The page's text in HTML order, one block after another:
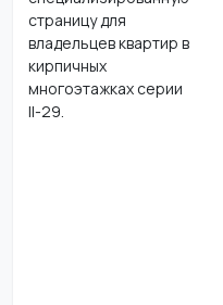
страницу для
владельцев квартир в
кирпичных
многоэтажках серии
II-29.